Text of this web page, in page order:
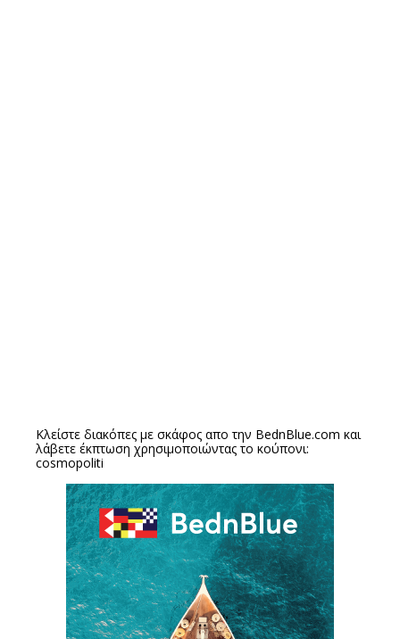
Κλείστε διακόπες με σκάφος απο την BednBlue.com και
λάβετε έκπτωση χρησιμοποιώντας το κούπονι:
cosmopoliti